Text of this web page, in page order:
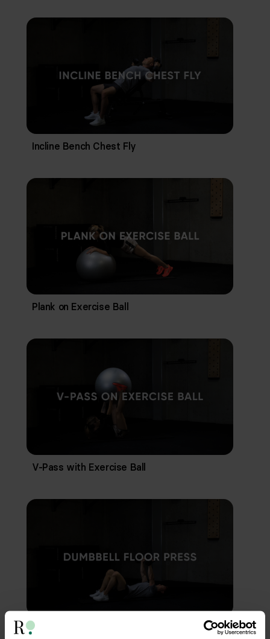
Incline Bench Chest Fly
Plank on Exercise Ball
V-Pass with Exercise Ball
Dumbbell Floor Press